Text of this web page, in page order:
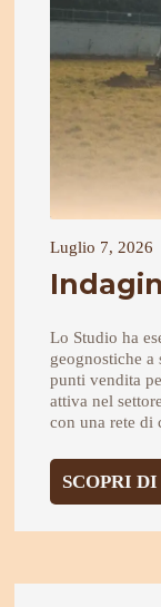
Luglio 7, 2026
Lo Studio ha
geognostiche
punti vendita
attiva nel
con una rete
SCOPRI